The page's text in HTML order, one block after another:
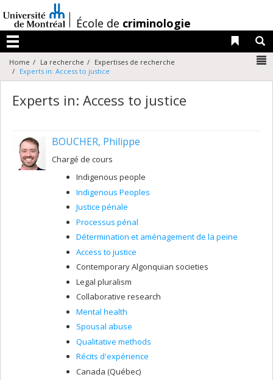
au
contenu
/École de criminologie
Menu
Liens
Home La recherche
Expertises de recherche
Experts in: Access to justice
Experts in: Access to justice
BOUCHER, Philippe
Chargé de cours
Indigenous people
Indigenous Peoples
Justice pénale
Processus pénal
Détermination et aménagement de la peine
Access to justice
Contemporary Algonquian societies
Legal pluralism
Collaborative research
Mental health
Spousal abuse
Qualitative methods
Récits d'expérience
Canada (Québec)